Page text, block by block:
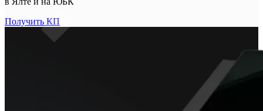
Получить КП